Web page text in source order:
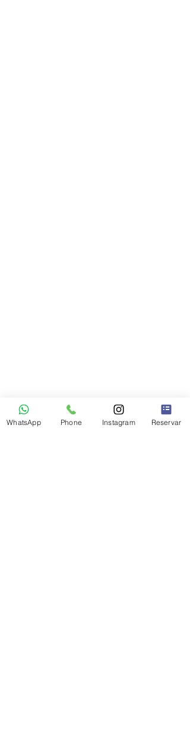
WhatsApp Phone Instagram Reservar